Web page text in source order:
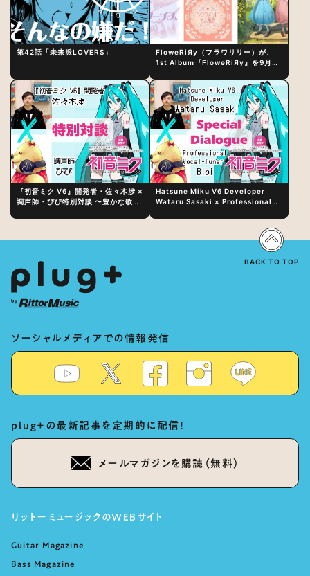
第42話「未来派LOVERS」
FloweRiЯy（フラワリリー）が、
1st Album『FloweRiЯy』を9月23
『初音ミク V6』開発者・佐々木渉 ×
調声師・びび特別対談 〜豊かな歌声
Hatsune Miku V6 Developer
Wataru Sasaki × Professional
Vocal Expression Lies in “Love
for the singing characters” and
ソーシャルメディアでの情報発信
plug+の最新記事を定期的に配信！
メールマガジンを購読（無料）
リットーミュージックのWEBサイト
Guitar Magazine
Bass Magazine
BACK TO TOP